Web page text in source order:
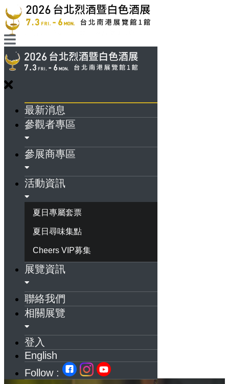
最新消息
參觀者專區
參展商專區
活動資訊
夏日專屬套票
夏日尋味集點
Cheers VIP募集
展覽資訊
聯絡我們
相關展覽
登入
English
Follow :